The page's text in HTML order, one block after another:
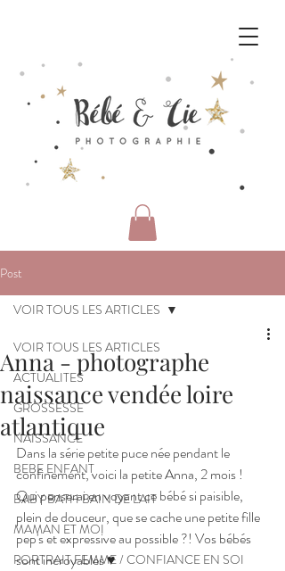
Post
VOIR TOUS LES ARTICLES
ACTUALITES
GROSSESSE
NAISSANCE
BEBE ENFANT
BABY BATH BAIN DE LAIT
MAMAN ET MOI
PORTRAIT FEMME / CONFIANCE EN SOI
VOIR TOUS LES ARTICLES
Anna - photographe
naissance vendée loire
atlantique
Dans la série petite puce née pendant le
confinement, voici la petite Anna, 2 mois !
Qui penserai en voyant ce bébé si paisible,
plein de douceur, que se cache une petite fille
pep's et expressive au possible ?! Vos bébés
sont incroyables ♥